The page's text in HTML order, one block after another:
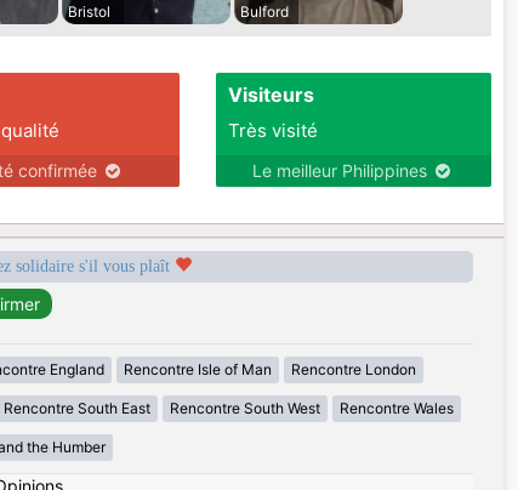
Bristol
Bulford
confirmée
Visiteurs
Très visité
Le meilleur Philippines
solidaire s'il vous plaît
England Rencontre Isle of Man Rencontre London
Rencontre South East Rencontre South West Rencontre Wales
the Humber